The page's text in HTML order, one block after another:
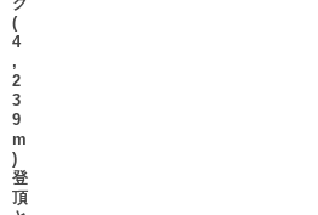
(
4
,
2
3
9
m
)
登
頂